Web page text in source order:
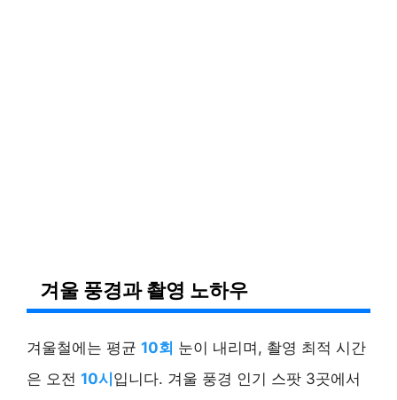
겨울 풍경과 촬영 노하우
겨울철에는 평균 10회 눈이 내리며, 촬영 최적 시간
은 오전 10시 입니다. 겨울 풍경 인기 스팟 3곳에서